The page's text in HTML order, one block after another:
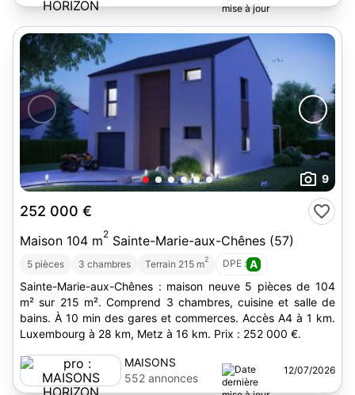
9
252 000 €
Maison 104 m2 Sainte-Marie-aux-Chênes (57)
5 pièces 3 chambres Terrain 215 m2 DPE : A
Sainte-Marie-aux-Chênes : maison neuve 5 pièces de 104
m² sur 215 m². Comprend 3 chambres, cuisine et salle de
bains. À 10 min des gares et commerces. Accès A4 à 1 km.
Luxembourg à 28 km, Metz à 16 km. Prix : 252 000 €.
MAISONS
HORIZON
552 annonces
12/07/2026